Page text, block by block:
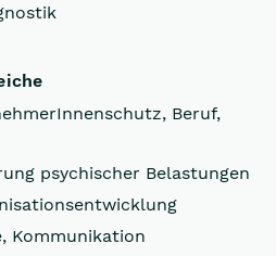
Beruf,
psychischer Belastungen
Kommunikation